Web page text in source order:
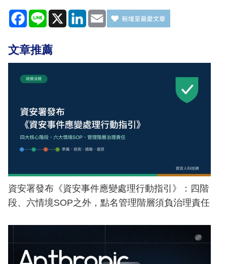
Facebook
Line X LinkedIn
Email
文章推薦
資安署發布《資安事件應變處理行動指引》：四階
段、六情境SOP之外，點名管理階層須負治理責任